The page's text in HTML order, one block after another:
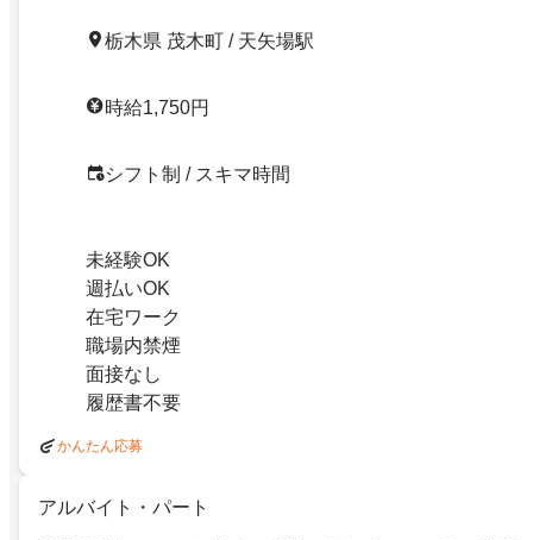
栃木県 茂木町 / 天矢場駅
時給1,750円
シフト制 / スキマ時間
未経験OK
週払いOK
在宅ワーク
職場内禁煙
面接なし
履歴書不要
かんたん応募
アルバイト・パート